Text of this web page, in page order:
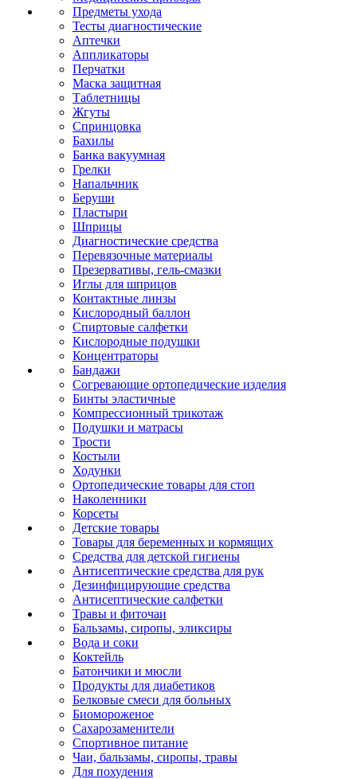
Предметы ухода
Тесты диагностические
Аптечки
Аппликаторы
Перчатки
Маска защитная
Таблетницы
Жгуты
Спринцовка
Бахилы
Банка вакуумная
Грелки
Напальчник
Беруши
Пластыри
Шприцы
Диагностические средства
Перевязочные материалы
Презервативы, гель-смазки
Иглы для шприцов
Контактные линзы
Кислородный баллон
Спиртовые салфетки
Кислородные подушки
Концентраторы
Бандажи
Согревающие ортопедические изделия
Бинты эластичные
Компрессионный трикотаж
Подушки и матрасы
Трости
Костыли
Ходунки
Ортопедические товары для стоп
Наколенники
Корсеты
Детские товары
Товары для беременных и кормящих
Средства для детской гигиены
Антисептические средства для рук
Дезинфицирующие средства
Антисептические салфетки
Травы и фиточаи
Бальзамы, сиропы, эликсиры
Вода и соки
Коктейль
Батончики и мюсли
Продукты для диабетиков
Белковые смеси для больных
Биомороженое
Сахарозаменители
Спортивное питание
Чаи, бальзамы, сиропы, травы
Для похудения